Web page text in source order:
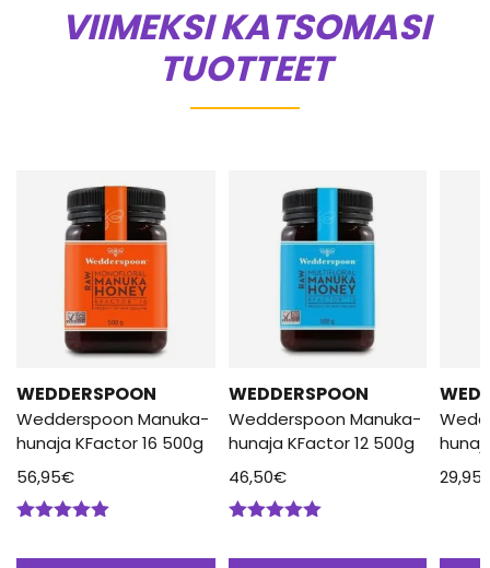
VIIMEKSI KATSOMASI
TUOTTEET
WEDDERSPOON
Wedderspoon Manuka-
hunaja KFactor 16 500g
56,95€
WEDDERSPOON
Wedderspoon Manuka-
hunaja KFactor 12 500g
46,50€
29,95